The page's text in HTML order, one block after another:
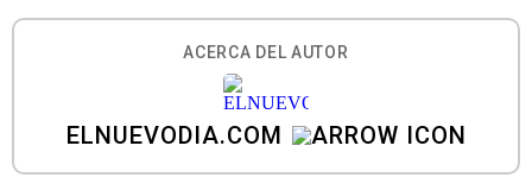
ACERCA DEL AUTOR
ELNUEVODIA.COM